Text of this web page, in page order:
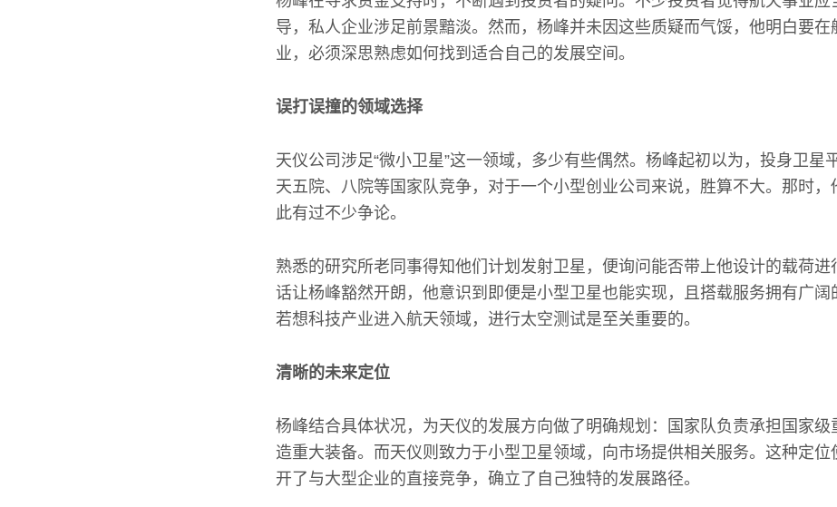
导，私人企业涉足前景黯淡。然而，杨峰并未因这些质疑而气馁，他明白要在
业，必须深思熟虑如何找到适合自己的发展空间。
误打误撞的领域选择
天仪公司涉足“微小卫星”这一领域，多少有些偶然。杨峰起初以为，投身卫星
天五院、八院等国家队竞争，对于一个小型创业公司来说，胜算不大。那时，
此有过不少争论。
熟悉的研究所老同事得知他们计划发射卫星，便询问能否带上他设计的载荷进
话让杨峰豁然开朗，他意识到即便是小型卫星也能实现，且搭载服务拥有广阔
若想科技产业进入航天领域，进行太空测试是至关重要的。
清晰的未来定位
杨峰结合具体状况，为天仪的发展方向做了明确规划：国家队负责承担国家级
造重大装备。而天仪则致力于小型卫星领域，向市场提供相关服务。这种定位
开了与大型企业的直接竞争，确立了自己独特的发展路径。